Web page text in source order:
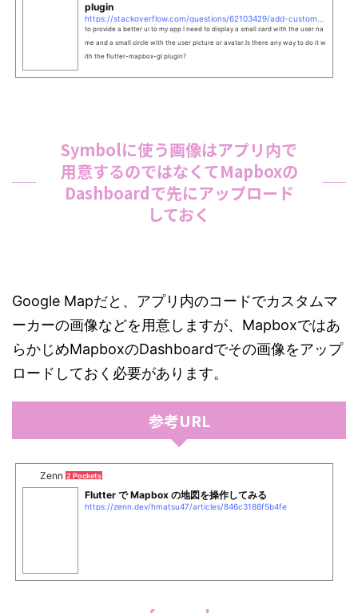
plugin
to provide a better ui to my app I need to display a small card with the user na
me and a small circle with the user picture or avatar.Is there any way to do it w
ith the flutter-mapbox-gl plugin?
Symbolに使う画像はアプリ内で
用意するのではなくてMapboxの
Dashboardで先にアップロード
しておく
Google Mapだと、アプリ内のコードでカスタムマ
ーカーの画像などを用意しますが、Mapboxではあ
らかじめMapboxのDashboardでその画像をアップ
ロードしておく必要があります。
参考URL
Zenn 2 Pockets
Flutter で Mapbox の地図を操作してみる
https://zenn.dev/hmatsu47/articles/846c3186f5b4fe